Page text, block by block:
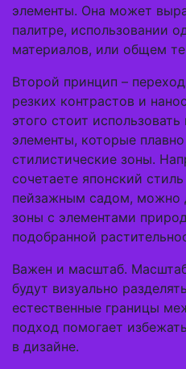
элементы. Она может
палитре, использовании
материалов, или общем
Второй принцип –
резких контрастов и
этого стоит
элементы, которые
стилистические зоны.
сочетаете японский
пейзажным садом, можно
зоны с элементами
подобранной
Важен и масштаб.
будут визуально
естественные границы
подход помогает
в дизайне.